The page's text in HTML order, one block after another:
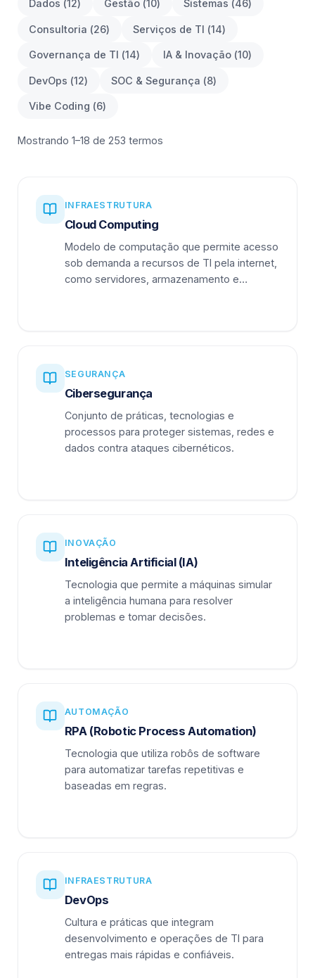
Dados (12) Gestão (10) Sistemas (46)
Consultoria (26) Serviços de TI (14)
Governança de TI (14) IA & Inovação (10)
DevOps (12) SOC & Segurança (8)
Vibe Coding (6)
Mostrando 1–18 de 253 termos
INFRAESTRUTURA
Cloud Computing
Modelo de computação que permite acesso
sob demanda a recursos de TI pela internet,
como servidores, armazenamento e
SEGURANÇA
Cibersegurança
Conjunto de práticas, tecnologias e
processos para proteger sistemas, redes e
dados contra ataques cibernéticos.
INOVAÇÃO
Inteligência Artificial (IA)
Tecnologia que permite a máquinas simular
a inteligência humana para resolver
problemas e tomar decisões.
AUTOMAÇÃO
RPA (Robotic Process Automation)
Tecnologia que utiliza robôs de software
para automatizar tarefas repetitivas e
baseadas em regras.
INFRAESTRUTURA
DevOps
Cultura e práticas que integram
desenvolvimento e operações de TI para
entregas mais rápidas e confiáveis.